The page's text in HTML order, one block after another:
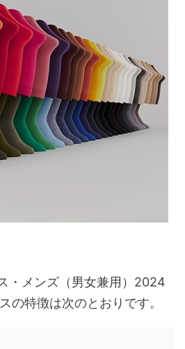
・メンズ（男女兼用）2024
の特徴は次のとおりです。